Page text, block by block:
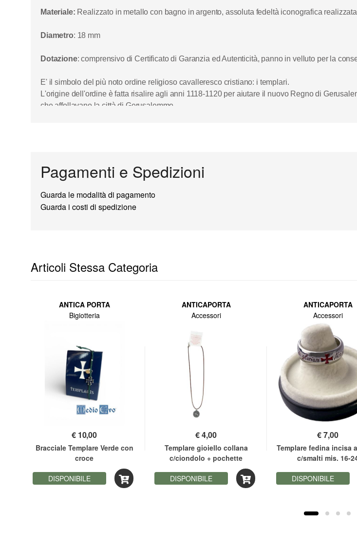
Materiale: Realizzato in metallo con bagno in argento, assoluta fedeltà iconografica
Diametro: 18 mm
Dotazione: comprensivo di Certificato di Garanzia ed Autenticità, panno in velluto per la
E' il simbolo del più noto ordine religioso cavalleresco cristiano: i templari.
L'origine dell'ordine è fatta risalire agli anni 1118-1120 per aiutare il nuovo Regno di
che affollavano la città di Gerusalemme.
Pagamenti e Spedizioni
Guarda le modalità di pagamento
Guarda i costi di spedizione
Articoli Stessa Categoria
ANTICA PORTA
Bigiotteria
€ 10,00
Bracciale Templare Verde con
croce
DISPONIBILE
ANTICAPORTA
Accessori
€4,00
Templare gioiello collana
c/ciondolo + pochette
DISPONIBILE
ANTICAPORTA
Accessori
€7,00
Templare fedina incisa
c/smalti mis. 16-
DISPONIBILE